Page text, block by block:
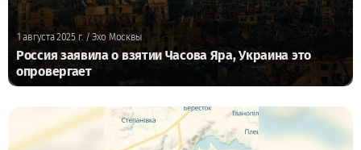
1 августа 2025 г./ Эхо Москвы
Россия заявила о взятии Часова Яра, Украина это
опровергает